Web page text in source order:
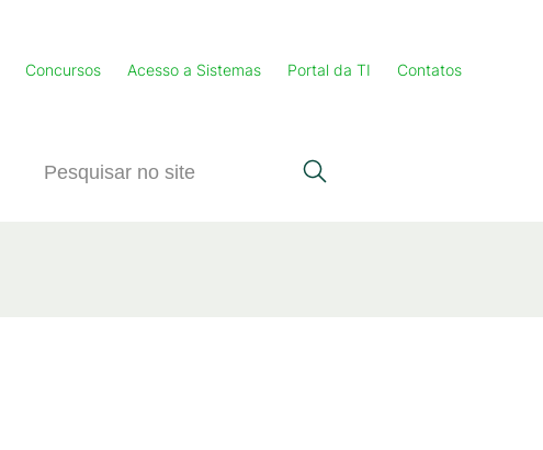
Concursos Acesso a Sistemas Portal da TI Contatos